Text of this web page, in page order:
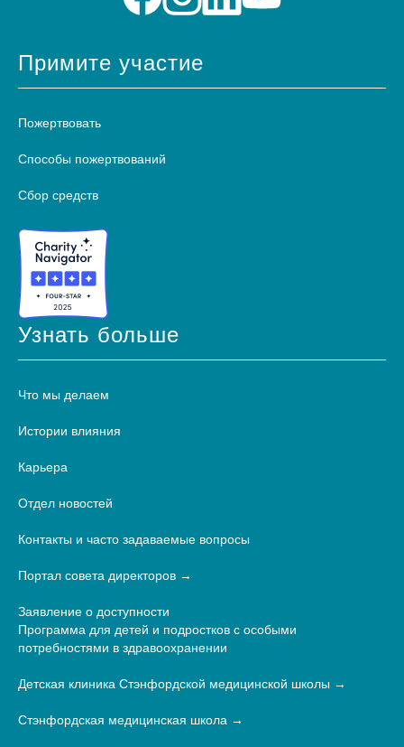
Примите участие
Пожертвовать
Способы пожертвований
Сбор средств
Узнать больше
Что мы делаем
Истории влияния
Карьера
Отдел новостей
Контакты и часто задаваемые вопросы
Портал совета директоров
Заявление о доступности
Программа для детей и подростков с особыми
потребностями в здравоохранении
Детская клиника Стэнфордской медицинской школы
Стэнфордская медицинская школа